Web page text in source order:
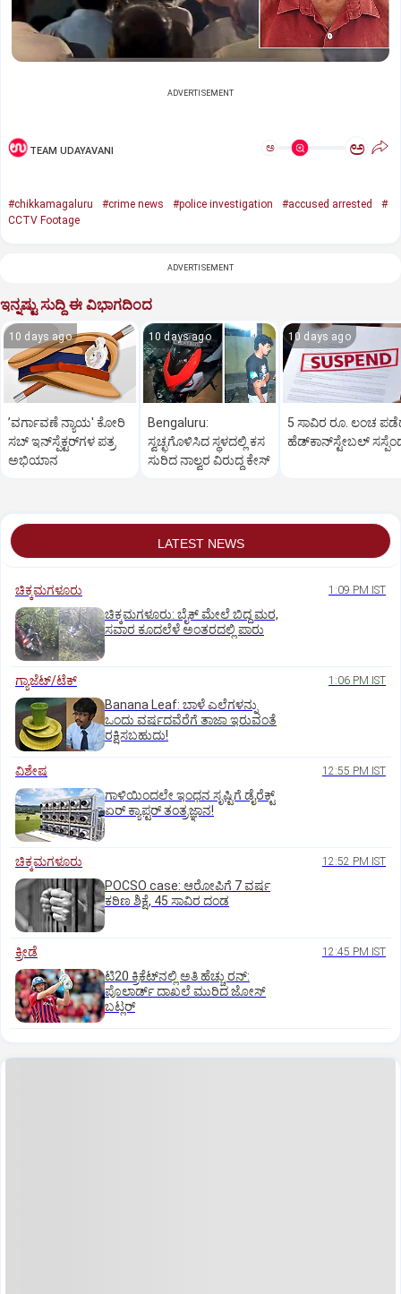
ADVERTISEMENT
TEAM UDAYAVANI ಅ ಅ
#chikkamagaluru #crime news #police investigation #accused arrested
#
CCTV Footage
ADVERTISEMENT
ಇನ್ನಷ್ಟು ಸುದ್ದಿ ಈ ವಿಭಾಗದಿಂದ
10 days ago
ʼವರ್ಗಾವಣೆ ನ್ಯಾಯ' ಕೋರಿ
ಸಬ್‌ ಇನ್‌ಸ್ಪೆಕ್ಟರ್‌ಗಳ ಪತ್ರ
ಅಭಿಯಾನ
10 days ago
Bengaluru:
ಸ್ವಚ್ಛಗೊಳಿಸಿದ ಸ್ಥಳದಲ್ಲಿ ಕಸ
ಸುರಿದ ನಾಲ್ವರ ವಿರುದ್ಧ ಕೇಸ್‌
10 days ago
5 ಸಾವಿರ ರೂ. ಲಂಚ
ಹೆಡ್‌ಕಾನ್‌ಸ್ಟೇಬಲ್‌
LATEST NEWS
ಚಿಕ್ಕಮಗಳೂರು 1:09 PM IST
ಚಿಕ್ಕಮಗಳೂರು: ಬೈಕ್ ಮೇಲೆ ಬಿದ್ದ ಮರ,
ಸವಾರ ಕೂದಲೆಳೆ ಅಂತರದಲ್ಲಿ ಪಾರು
ಗ್ಯಾಜೆಟ್/ಟೆಕ್ 1:06 PM IST
Banana Leaf: ಬಾಳೆ ಎಲೆಗಳನ್ನು
ಒಂದು ವರ್ಷದವೆರೆಗೆ ತಾಜಾ ಇರುವಂತೆ
ರಕ್ಷಿಸಬಹುದು!
ವಿಶೇಷ 12:55 PM IST
ಗಾಳಿಯಿಂದಲೇ ಇಂಧನ ಸೃಷ್ಟಿಗೆ ಡೈರೆಕ್ಟ್
ಏರ್‌ ಕ್ಯಾಪ್ಟರ್ ತಂತ್ರಜ್ಞಾನ!
ಚಿಕ್ಕಮಗಳೂರು 12:52 PM IST
POCSO case: ಆರೋಪಿಗೆ 7 ವರ್ಷ
ಕಠಿಣ ಶಿಕ್ಷೆ, 45 ಸಾವಿರ ದಂಡ
ಕ್ರೀಡೆ 12:45 PM IST
ಟಿ20 ಕ್ರಿಕೆಟ್‌ನಲ್ಲಿ ಅತಿ ಹೆಚ್ಚು ರನ್:
ಪೊಲಾರ್ಡ್ ದಾಖಲೆ ಮುರಿದ ಜೋಸ್
ಬಟ್ಲರ್